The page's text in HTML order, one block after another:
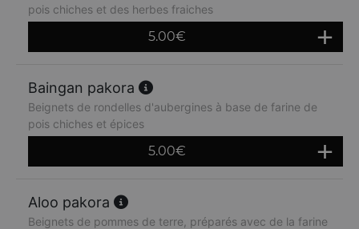
pois chiches et des herbes fraiches
5.00€
Baingan pakora
Beignets de rondelles d'aubergines à base de farine de
pois chiches et épices
5.00€
Aloo pakora
Beignets de pommes de terre, préparés avec de la farine